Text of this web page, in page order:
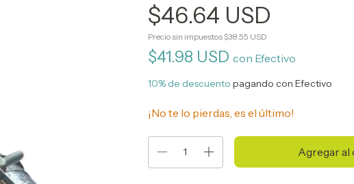
$46.64 USD
Precio sin impuestos $38.55 USD
$41.98 USD con Efectivo
10% de descuento pagando con Efectivo
¡No te lo pierdas, es el último!